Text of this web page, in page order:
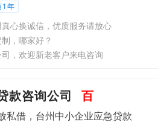
1年
心换诚信，优质服务请放心
，哪家好？
，欢迎新老客户来电咨询
款咨询公司 百
私借，台州中小企业应急贷款